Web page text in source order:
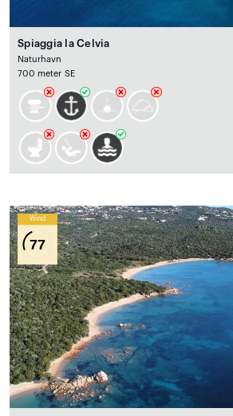
Spiaggia la Celvia
Naturhavn
700 meter SE
Wind
77